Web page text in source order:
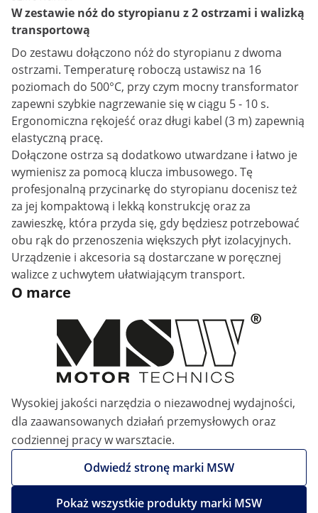
W zestawie nóż do styropianu z 2 ostrzami i walizką
transportową
Do zestawu dołączono nóż do styropianu z dwoma
ostrzami. Temperaturę roboczą ustawisz na 16
poziomach do 500°C, przy czym mocny transformator
zapewni szybkie nagrzewanie się w ciągu 5 - 10 s.
Ergonomiczna rękojeść oraz długi kabel (3 m) zapewnią
elastyczną pracę.
Dołączone ostrza są dodatkowo utwardzane i łatwo je
wymienisz za pomocą klucza imbusowego. Tę
profesjonalną przycinarkę do styropianu docenisz też
za jej kompaktową i lekką konstrukcję oraz za
zawieszkę, która przyda się, gdy będziesz potrzebować
obu rąk do przenoszenia większych płyt izolacyjnych.
Urządzenie i akcesoria są dostarczane w poręcznej
walizce z uchwytem ułatwiającym transport.
O marce
Wysokiej jakości narzędzia o niezawodnej wydajności,
dla zaawansowanych działań przemysłowych oraz
codziennej pracy w warsztacie.
Odwiedź stronę marki MSW
Pokaż wszystkie produkty marki MSW